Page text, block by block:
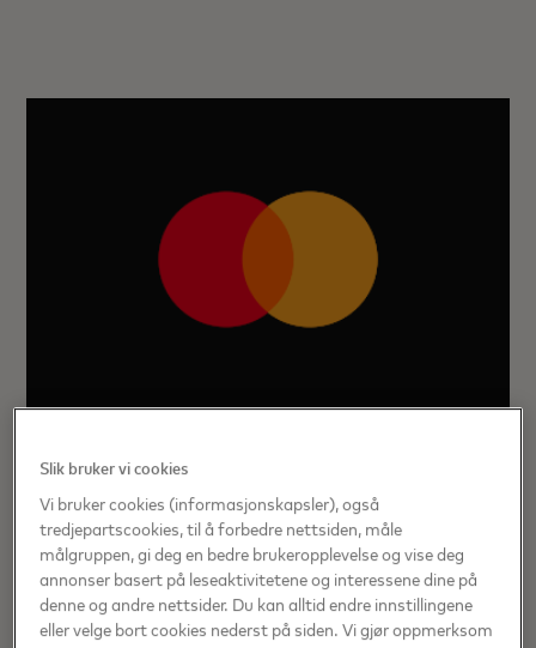
Mastercard lanserer
sikkerhetsløsning for å bekjempe
betalingssvindel i stor skala
Mastercard lanserer i dag Mastercard Threat Intelligence,
den første løsningen som anvender innsikt om trusler på
Slik bruker vi cookies
Vi bruker cookies (informasjonskapsler), også
tredjepartscookies, til å forbedre nettsiden, måle
målgruppen, gi deg en bedre brukeropplevelse og vise deg
annonser basert på leseaktivitetene og interessene dine på
denne og andre nettsider. Du kan alltid endre innstillingene
eller velge bort cookies nederst på siden. Vi gjør oppmerksom